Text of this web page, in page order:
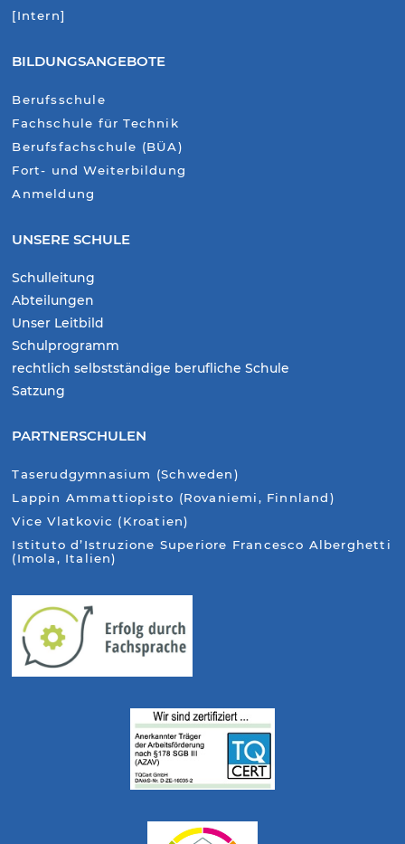
[Intern]
BILDUNGSANGEBOTE
Berufsschule
Fachschule für Technik
Berufsfachschule (BÜA)
Fort- und Weiterbildung
Anmeldung
UNSERE SCHULE
Schulleitung
Abteilungen
Unser Leitbild
Schulprogramm
rechtlich selbstständige berufliche Schule
Satzung
PARTNERSCHULEN
Taserudgymnasium (Schweden)
Lappin Ammattiopisto (Rovaniemi, Finnland)
Vice Vlatkovic (Kroatien)
Istituto d’Istruzione Superiore Francesco Alberghetti
(Imola, Italien)